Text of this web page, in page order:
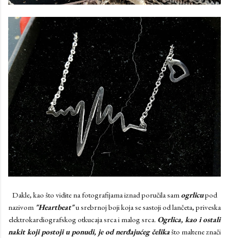
Dakle, kao što vidite na fotografijama iznad poručila sam ogrlicupod
nazivom "Heartbeat"u srebrnoj boji koja se sastoji od lančeta, priveska
elektrokardiografskog otkucaja srca i malog srca. Ogrlica, kao i ostali
nakit koji postoji u ponudi, je od nerđajućeg čelikašto maltene znači